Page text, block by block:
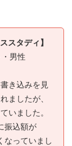
スタディ】
男性
き込みを見
ましたが、
いました。
振込額が
なっていまし